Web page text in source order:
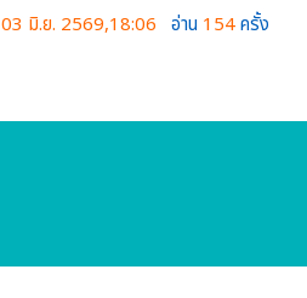
03 มิ.ย. 2569,18:06 อ่าน 154ครั้ง